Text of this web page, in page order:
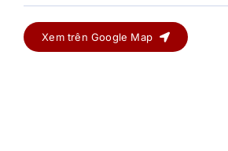
Xem trên Google Map